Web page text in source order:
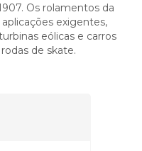
Os rolamentos da
exigentes,
eólicas e carros
de skate.